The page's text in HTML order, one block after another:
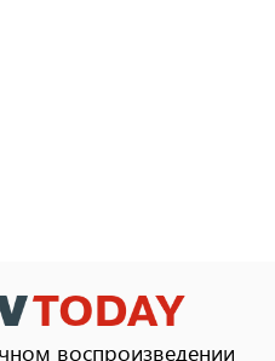
воспроизведении